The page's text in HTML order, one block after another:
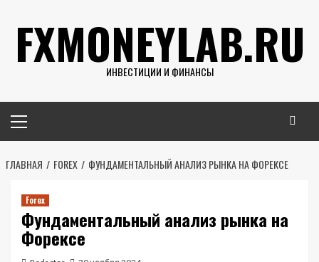
содержимому
FXMONEYLAB.RU
ИНВЕСТИЦИИ И ФИНАНСЫ
меню
ГЛАВНАЯ FOREX ФУНДАМЕНТАЛЬНЫЙ АНАЛИЗ РЫНКА НА ФОРЕКСЕ
Forex
Фундаментальный анализ рынка на
Форексе